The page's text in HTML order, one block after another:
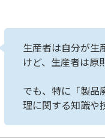
生産者は自分が生
けど、生産者は原
でも、特に「製品
理に関する知識や